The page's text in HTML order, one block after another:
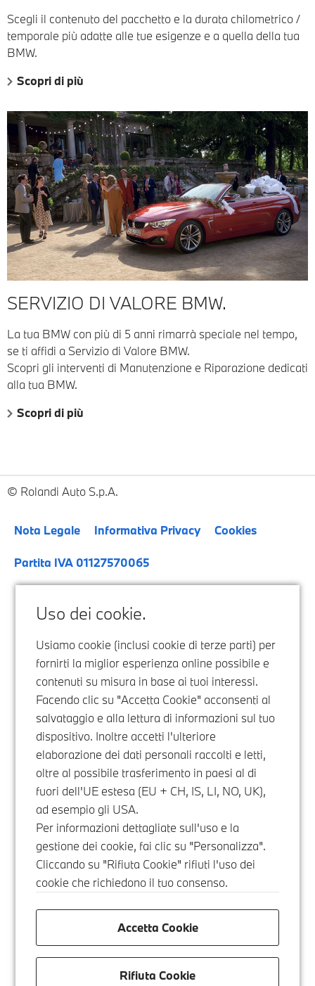
Uso dei cookie.
Usiamo cookie (inclusi cookie di terze parti) per
fornirti la miglior esperienza online possibile e
contenuti su misura in base ai tuoi interessi.
Facendo clic su "Accetta Cookie" acconsenti al
salvataggio e alla lettura di informazioni sul tuo
dispositivo. Inoltre accetti l'ulteriore
elaborazione dei dati personali raccolti e letti,
oltre al possibile trasferimento in paesi al di
fuori dell'UE estesa (EU + CH, IS, LI, NO, UK),
ad esempio gli USA.
Per informazioni dettagliate sull'uso e la
gestione dei cookie, fai clic su "Personalizza".
Cliccando su "Rifiuta Cookie" rifiuti l'uso dei
cookie che richiedono il tuo consenso.
Rifiuta Cookie
Accetta Cookie
Scegli il contenuto del pacchetto e la durata chilometrico /
temporale più adatte alle tue esigenze e a quella della tua
BMW.
Scopri di più
SERVIZIO DI VALORE BMW.
La tua BMW con più di 5 anni rimarrà speciale nel tempo,
se ti affidi a Servizio di Valore BMW.
Scopri gli interventi di Manutenzione e Riparazione dedicati
alla tua BMW.
Scopri di più
Rolandi Auto S.p.A.
Nota Legale Informativa Privacy Cookies
Partita IVA 01127570065